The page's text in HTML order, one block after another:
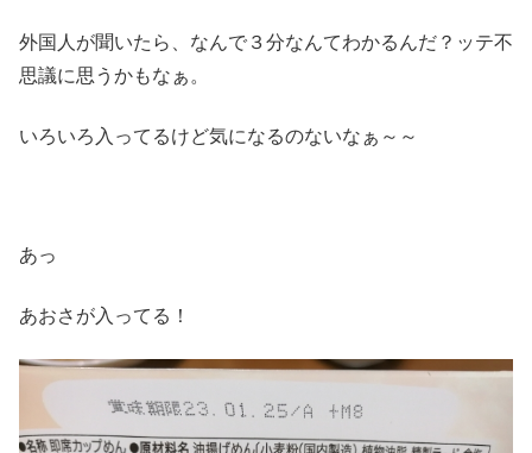
外国人が聞いたら、なんで３分なんてわかるんだ？ッテ不
思議に思うかもなぁ。
いろいろ入ってるけど気になるのないなぁ～～
あっ
あおさが入ってる！